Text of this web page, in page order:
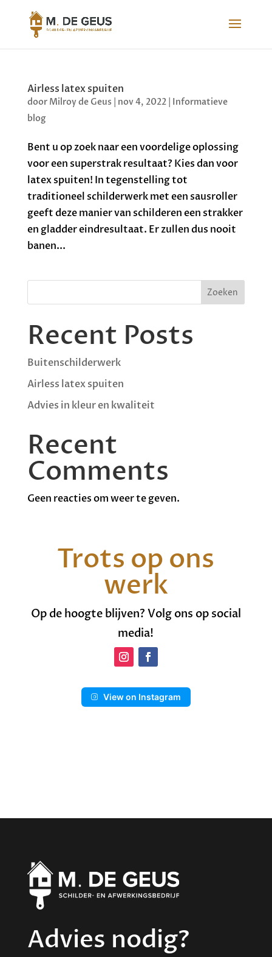
Airless latex spuiten
door Milroy de Geus nov 4, 2022| Informatieve
blog
Bent u op zoek naar een voordelige oplossing
voor een superstrak resultaat? Kies dan voor
latex spuiten! In tegenstelling tot
traditioneel schilderwerk met een sausroller
geeft deze manier van schilderen een strakker
en gladder eindresultaat. Er zullen dus nooit
banen...
Zoeken
Recent Posts
Buitenschilderwerk
Airless latex spuiten
Advies in kleur en kwaliteit
Recent
Comments
Geen reacties om weer te geven.
Trots op ons
werk
Op de hoogte blijven? Volg ons op social
media!
View on Instagram
Advies nodig?